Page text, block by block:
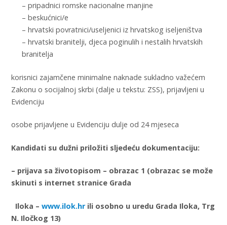
– pripadnici romske nacionalne manjine
– beskućnici/e
– hrvatski povratnici/useljenici iz hrvatskog iseljeništva
– hrvatski branitelji, djeca poginulih i nestalih hrvatskih
branitelja
korisnici zajamčene minimalne naknade sukladno važećem
Zakonu o socijalnoj skrbi (dalje u tekstu: ZSS), prijavljeni u
Evidenciju
osobe prijavljene u Evidenciju dulje od 24 mjeseca
Kandidati su dužni priložiti sljedeću dokumentaciju:
– prijava sa životopisom – obrazac 1 (obrazac se može
skinuti s internet stranice Grada
Iloka – www.ilok.hrili osobno u uredu Grada Iloka, Trg
N. Iločkog 13)